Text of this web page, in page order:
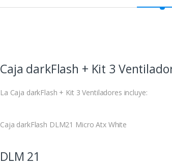
Caja darkFlash + Kit 3
La Caja darkFlash + Kit 3 Ventiladores incluye:
Caja darkFlash DLM21 Micro Atx White
DLM 21